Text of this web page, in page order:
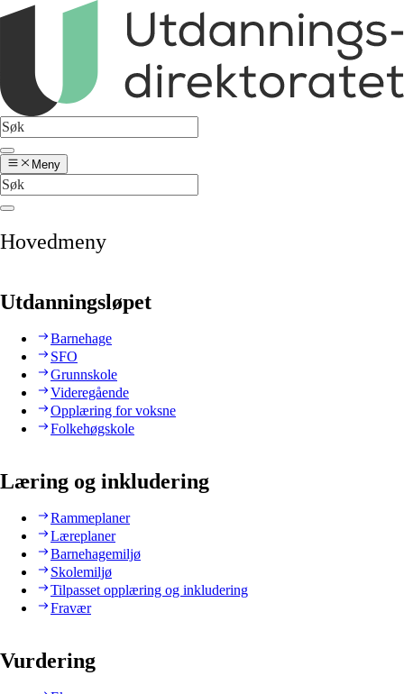
Meny
Hovedmeny
Utdanningsløpet
Barnehage
SFO
Grunnskole
Videregående
Opplæring for voksne
Folkehøgskole
Læring og inkludering
Rammeplaner
Læreplaner
Barnehagemiljø
Skolemiljø
Tilpasset opplæring og inkludering
Fravær
Vurdering